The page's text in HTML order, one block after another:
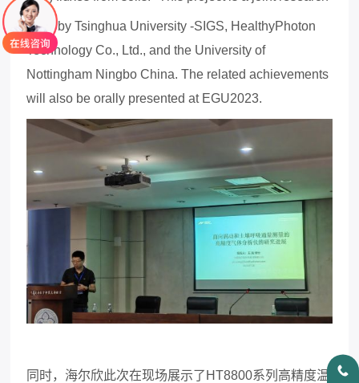
effort by Tsinghua University -SIGS, HealthyPhoton
Technology Co., Ltd., and the University of
Nottingham Ningbo China. The related achievements
will also be orally presented at EGU2023.
同时， 海尔欣此次在现场展示了 HT8800系列高精度温